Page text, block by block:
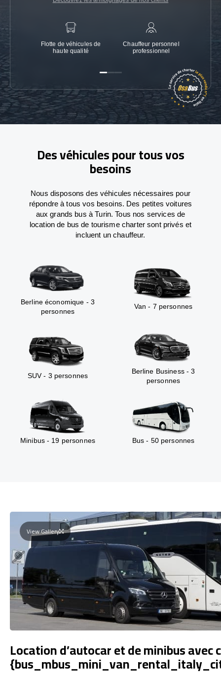
Flotte de véhicules de
haute qualité
Chauffeur personnel
professionnel
Des véhicules pour tous vos
besoins
Nous disposons des véhicules nécessaires pour
répondre à tous vos besoins. Des petites voitures
aux grands bus à Turin. Tous nos services de
location de bus de tourisme charter sont privés et
incluent un chauffeur.
Berline économique - 3
personnes
Van - 7 personnes
SUV - 3 personnes
Berline Business - 3
personnes
Minibus - 19 personnes Bus - 50 personnes
View Gallery
Location d’autocar et de minibus avec